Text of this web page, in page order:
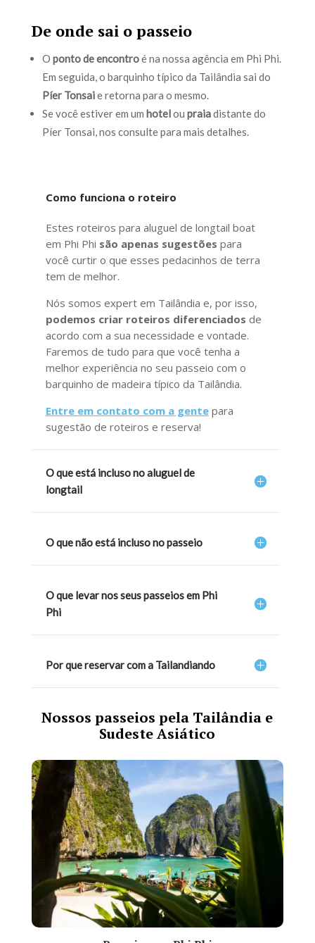
De onde sai o passeio
O ponto de encontroé na nossa agência em Phi Phi.
Em seguida, o barquinho típico da Tailândia sai do
Píer Tonsaie retorna para o mesmo.
Se você estiver em um hotelou praiadistante do
Píer Tonsai, nos consulte para mais detalhes.
Como funciona o roteiro
Estes roteiros para aluguel de longtail boat
em Phi Phi são apenas sugestões para
você curtir o que esses pedacinhos de terra
tem de melhor.
Nós somos expert em Tailândia e, por isso,
podemos criar roteiros diferenciados de
acordo com a sua necessidade e vontade.
Faremos de tudo para que você tenha a
melhor experiência no seu passeio com o
barquinho de madeira típico da Tailândia.
Entre em contato com a gentepara
sugestão de roteiros e reserva!
O que está incluso no aluguel de
longtail
O que não está incluso no passeio
O que levar nos seus passeios em Phi
Phi
Por que reservar com a Tailandiando
Nossos passeios pela Tailândia e
Sudeste Asiático